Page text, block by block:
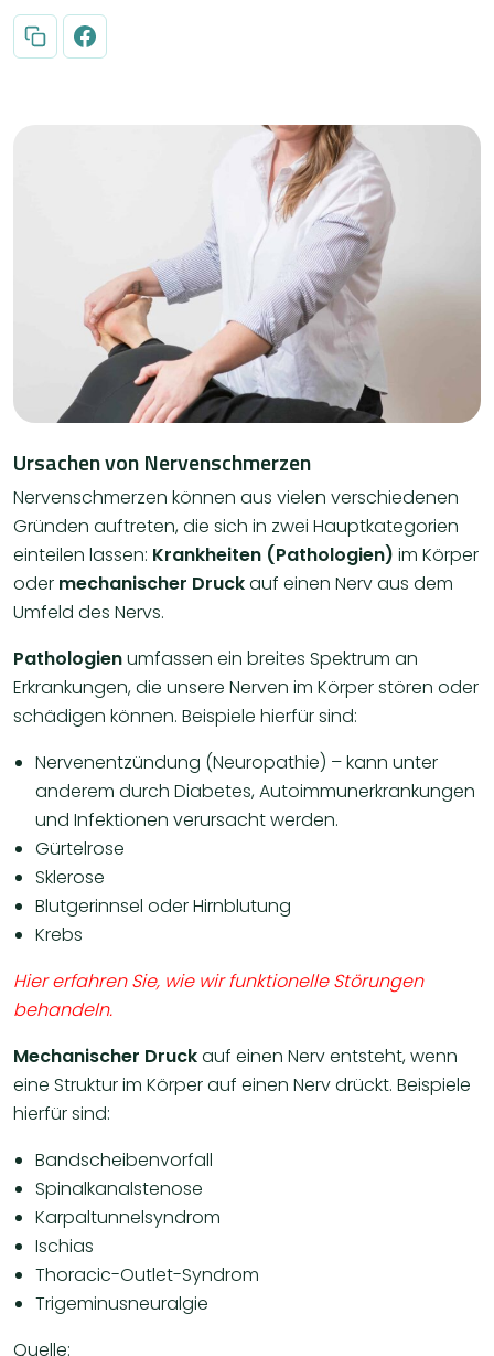
Ursachen von Nervenschmerzen
Nervenschmerzen können aus vielen verschiedenen
Gründen auftreten, die sich in zwei Hauptkategorien
einteilen lassen: Krankheiten (Pathologien) im Körper
oder mechanischer Druckauf einen Nerv aus dem
Umfeld des Nervs.
Pathologienumfassen ein breites Spektrum an
Erkrankungen, die unsere Nerven im Körper stören oder
schädigen können. Beispiele hierfür sind:
Nervenentzündung (Neuropathie) – kann unter
anderem durch Diabetes, Autoimmunerkrankungen
und Infektionen verursacht werden.
Gürtelrose
Sklerose
Blutgerinnsel oder Hirnblutung
Krebs
Hier erfahren Sie, wie wir funktionelle Störungen
behandeln.
Mechanischer Druckauf einen Nerv entsteht, wenn
eine Struktur im Körper auf einen Nerv drückt. Beispiele
hierfür sind:
Bandscheibenvorfall
Spinalkanalstenose
Karpaltunnelsyndrom
Ischias
Thoracic-Outlet-Syndrom
Trigeminusneuralgie
Quelle: